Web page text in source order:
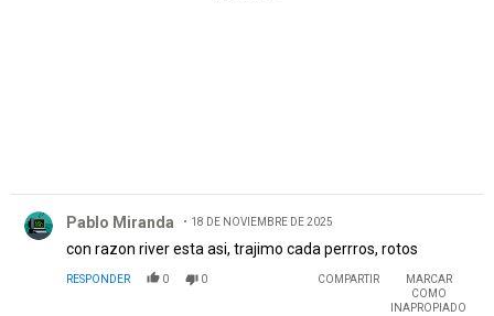
Pablo Miranda 18 DE NOVIEMBRE DE 2025
con razon river esta asi, trajimo cada perrros, rotos
RESPONDER 0 0 COMPARTIR
MARCAR
COMO
INAPROPIADO